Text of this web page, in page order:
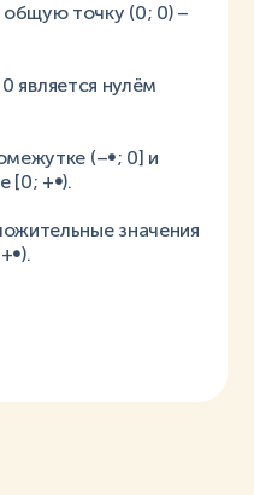
точку (0; 0) –
0 является нулём
(–∞; 0] и
[0; +∞).
значения